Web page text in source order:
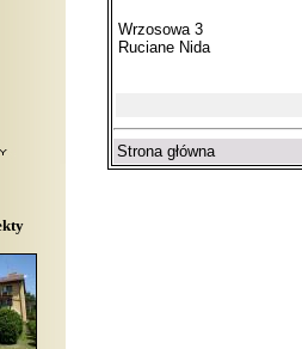
Wrzosowa 3
Ruciane Nida
Strona główna